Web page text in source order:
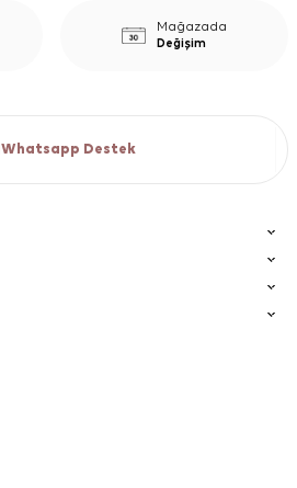
Mağazada
Değişim
Whatsapp Destek